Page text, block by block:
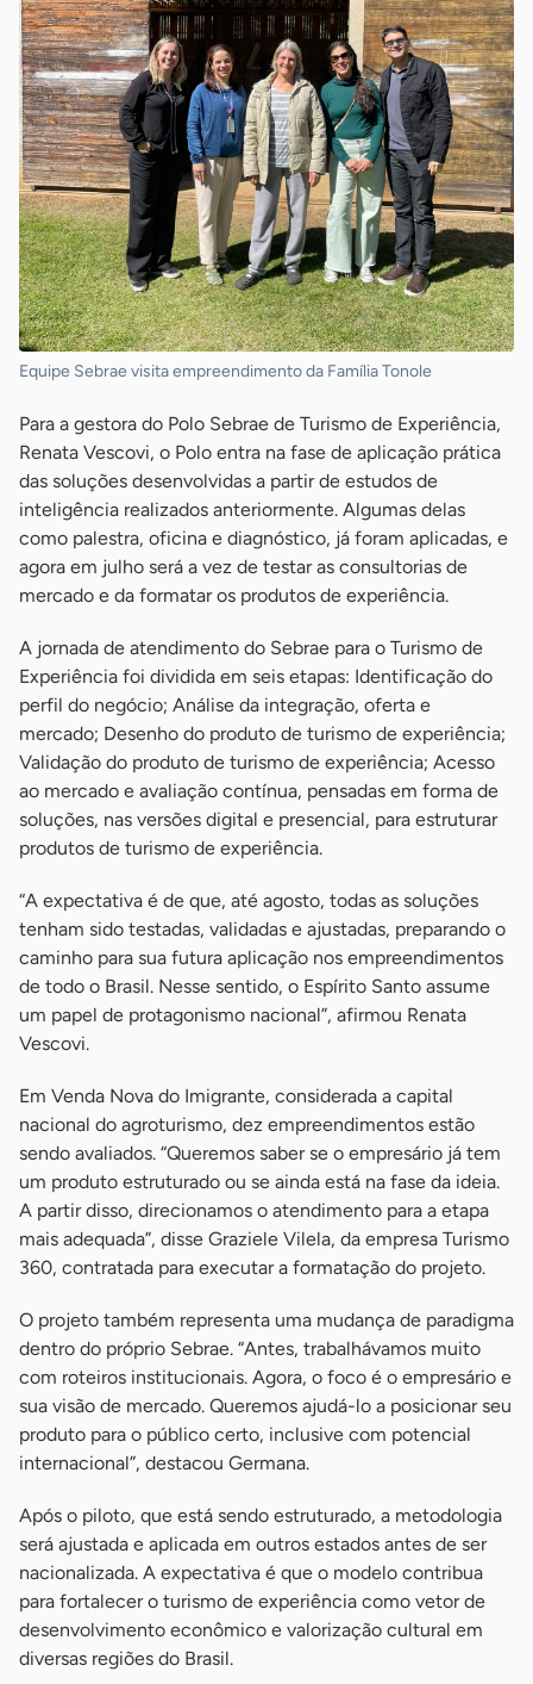
Equipe Sebrae visita empreendimento da Família Tonole
Para a gestora do Polo Sebrae de Turismo de Experiência,
Renata Vescovi, o Polo entra na fase de aplicação prática
das soluções desenvolvidas a partir de estudos de
inteligência realizados anteriormente. Algumas delas
como palestra, oficina e diagnóstico, já foram aplicadas, e
agora em julho será a vez de testar as consultorias de
mercado e da formatar os produtos de experiência.
A jornada de atendimento do Sebrae para o Turismo de
Experiência foi dividida em seis etapas: Identificação do
perfil do negócio; Análise da integração, oferta e
mercado; Desenho do produto de turismo de experiência;
Validação do produto de turismo de experiência; Acesso
ao mercado e avaliação contínua, pensadas em forma de
soluções, nas versões digital e presencial, para estruturar
produtos de turismo de experiência.
“A expectativa é de que, até agosto, todas as soluções
tenham sido testadas, validadas e ajustadas, preparando o
caminho para sua futura aplicação nos empreendimentos
de todo o Brasil. Nesse sentido, o Espírito Santo assume
um papel de protagonismo nacional”, afirmou Renata
Vescovi.
Em Venda Nova do Imigrante, considerada a capital
nacional do agroturismo, dez empreendimentos estão
sendo avaliados. “Queremos saber se o empresário já tem
um produto estruturado ou se ainda está na fase da ideia.
A partir disso, direcionamos o atendimento para a etapa
mais adequada”, disse Graziele Vilela, da empresa Turismo
360, contratada para executar a formatação do projeto.
O projeto também representa uma mudança de paradigma
dentro do próprio Sebrae. “Antes, trabalhávamos muito
com roteiros institucionais. Agora, o foco é o empresário e
sua visão de mercado. Queremos ajudá-lo a posicionar seu
produto para o público certo, inclusive com potencial
internacional”, destacou Germana.
Após o piloto, que está sendo estruturado, a metodologia
será ajustada e aplicada em outros estados antes de ser
nacionalizada. A expectativa é que o modelo contribua
para fortalecer o turismo de experiência como vetor de
desenvolvimento econômico e valorização cultural em
diversas regiões do Brasil.